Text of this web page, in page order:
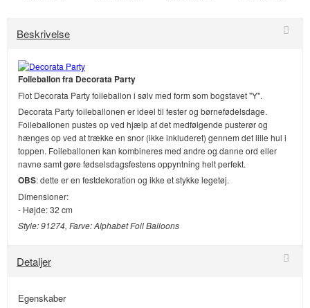
Beskrivelse
Foileballon fra Decorata Party
Flot Decorata Party foileballon i sølv med form som bogstavet "Y".
Decorata Party foileballonen er ideel til fester og børnefødelsdage.
Foileballonen pustes op ved hjælp af det medfølgende pusterør og
hænges op ved at trække en snor (ikke inkluderet) gennem det lille hul i
toppen. Foileballonen kan kombineres med andre og danne ord eller
navne samt gøre fødselsdagsfestens oppyntning helt perfekt.
OBS: dette er en festdekoration og ikke et stykke legetøj.
Dimensioner:
- Højde: 32 cm
Style: 91274, Farve: Alphabet Foil Balloons
Detaljer
Egenskaber